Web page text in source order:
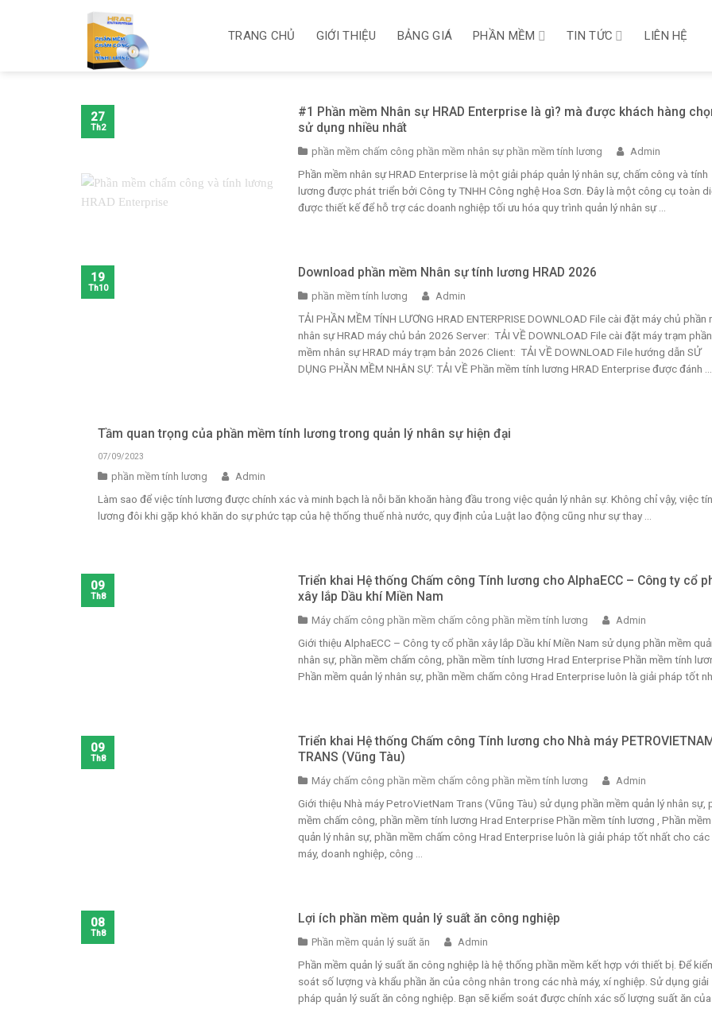
TRANG CHỦ GIỚI THIỆU BẢNG GIÁ PHẦN MỀM TIN TỨC LIÊN HỆ
#1 Phần mềm Nhân sự HRAD Enterprise là gì? mà được khách hàng
sử dụng nhiều nhất
phần mềm chấm công phần mềm nhân sự phần mềm tính lương Admin
Phần mềm nhân sự HRAD Enterprise là một giải pháp quản lý nhân sự, chấm công và tính
lương được phát triển bởi Công ty TNHH Công nghệ Hoa Sơn. Đây là một công cụ toàn
được thiết kế để hỗ trợ các doanh nghiệp tối ưu hóa quy trình quản lý nhân sự ...
27
Th2
Download phần mềm Nhân sự tính lương HRAD 2026
phần mềm tính lương Admin
TẢI PHẦN MỀM TÍNH LƯƠNG HRAD ENTERPRISE DOWNLOAD File cài đặt máy chủ phần
nhân sự HRAD máy chủ bản 2026 Server: TẢI VỀ DOWNLOAD File cài đặt máy trạm phần
mềm nhân sự HRAD máy trạm bản 2026 Client: TẢI VỀ DOWNLOAD File hướng dẫn SỬ
DỤNG PHẦN MỀM NHÂN SỰ: TẢI VỀ Phần mềm tính lương HRAD Enterprise được đánh ...
19
Th10
Tầm quan trọng của phần mềm tính lương trong quản lý nhân sự hiện đại
07/09/2023
phần mềm tính lương Admin
Làm sao để việc tính lương được chính xác và minh bạch là nỗi băn khoăn hàng đầu trong việc quản lý nhân sự. Không chỉ vậy, việc
lương đôi khi gặp khó khăn do sự phức tạp của hệ thống thuế nhà nước, quy định của Luật lao động cũng như sự thay ...
Triển khai Hệ thống Chấm công Tính lương cho AlphaECC – Công ty cổ
xây lắp Dầu khí Miền Nam
Máy chấm công phần mềm chấm công phần mềm tính lương Admin
Giới thiệu AlphaECC – Công ty cổ phần xây lắp Dầu khí Miền Nam sử dụng phần mềm
nhân sự, phần mềm chấm công, phần mềm tính lương Hrad Enterprise Phần mềm tính
Phần mềm quản lý nhân sự, phần mềm chấm công Hrad Enterprise luôn là giải pháp tốt
09
Th8
Triển khai Hệ thống Chấm công Tính lương cho Nhà máy
TRANS (Vũng Tàu)
Máy chấm công phần mềm chấm công phần mềm tính lương Admin
Giới thiệu Nhà máy PetroVietNam Trans (Vũng Tàu) sử dụng phần mềm quản lý nhân sự,
mềm chấm công, phần mềm tính lương Hrad Enterprise Phần mềm tính lương , Phần mềm
quản lý nhân sự, phần mềm chấm công Hrad Enterprise luôn là giải pháp tốt nhất cho các
máy, doanh nghiệp, công ...
09
Th8
Lợi ích phần mềm quản lý suất ăn công nghiệp
Phần mềm quản lý suất ăn Admin
Phần mềm quản lý suất ăn công nghiệp là hệ thống phần mềm kết hợp với thiết bị. Để
soát số lượng và khẩu phần ăn của công nhân trong các nhà máy, xí nghiệp. Sử dụng giải
pháp quản lý suất ăn công nghiệp. Bạn sẽ kiểm soát được chính xác số lượng suất ăn của
08
Th8